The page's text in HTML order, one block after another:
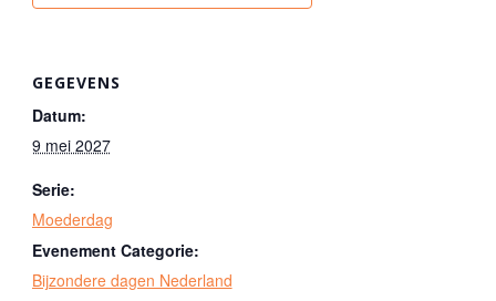
GEGEVENS
Datum:
9 mei 2027
Serie:
Moederdag
Evenement Categorie:
Bijzondere dagen Nederland